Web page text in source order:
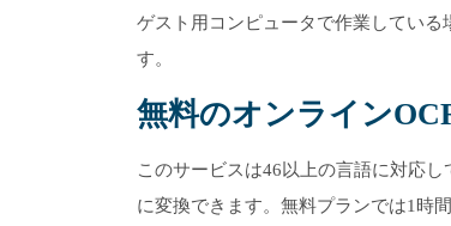
ゲスト用コンピュータで作業してい
す。
無料のオンライン
このサービスは46以上の言語に対応
に変換できます。無料プランでは1時